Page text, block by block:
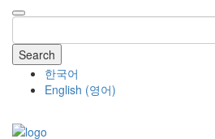
Search
한국어
English (영어)